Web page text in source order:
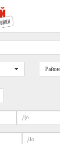
Район